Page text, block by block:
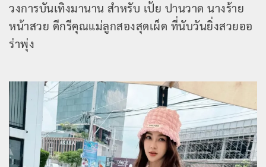
วงการบันเทิงมานาน สำหรับ เป้ย ปานวาด นางร้าย
หน้าสวย ดีกรีคุณแม่ลูกสองสุดเผ็ด ที่นับวันยิ่งสวยออ
ร่าพุ่ง